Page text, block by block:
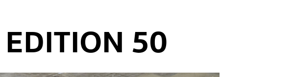
EDITION 50